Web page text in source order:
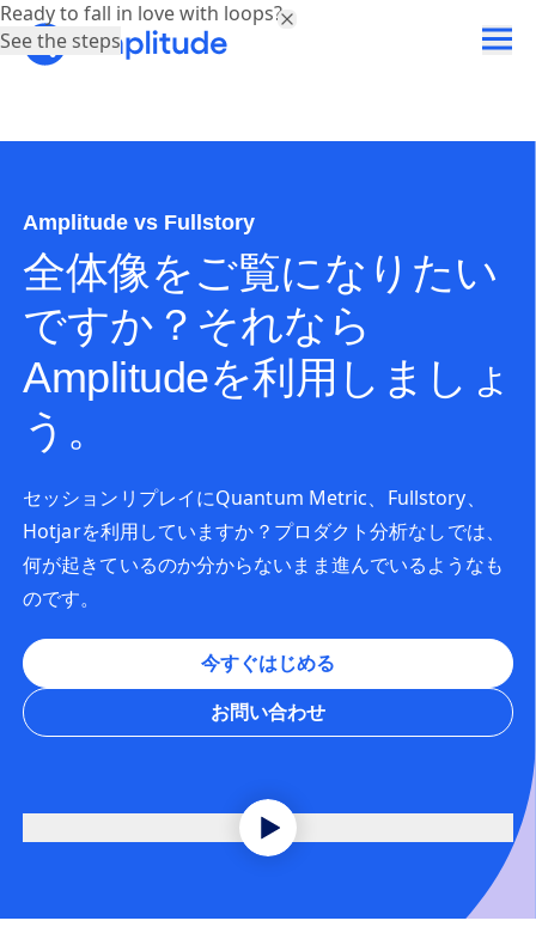
Amplitude vs Fullstory
全体像をご覧になりたい
ですか？それなら
Amplitudeを利用しましょ
う。
セッションリプレイにQuantum Metric、Fullstory、
Hotjarを利用していますか？プロダクト分析なしでは、
何が起きているのか分からないまま進んでいるようなも
のです。
今すぐはじめる
お問い合わせ
Ready to fall in love with loops?
See the steps